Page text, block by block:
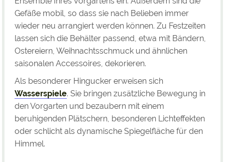
Gefäße mobil, so dass sie nach Belieben immer
wieder neu arrangiert werden können. Zu Festzeiten
lassen sich die Behälter passend, etwa mit Bändern,
Ostereiern, Weihnachtsschmuck und ähnlichen
saisonalen Accessoires, dekorieren.
Als besonderer Hingucker erweisen sich
Wasserspiele. Sie bringen zusätzliche Bewegung in
den Vorgarten und bezaubern mit einem
beruhigenden Plätschern, besonderen Lichteffekten
oder schlicht als dynamische Spiegelfläche für den
Himmel.